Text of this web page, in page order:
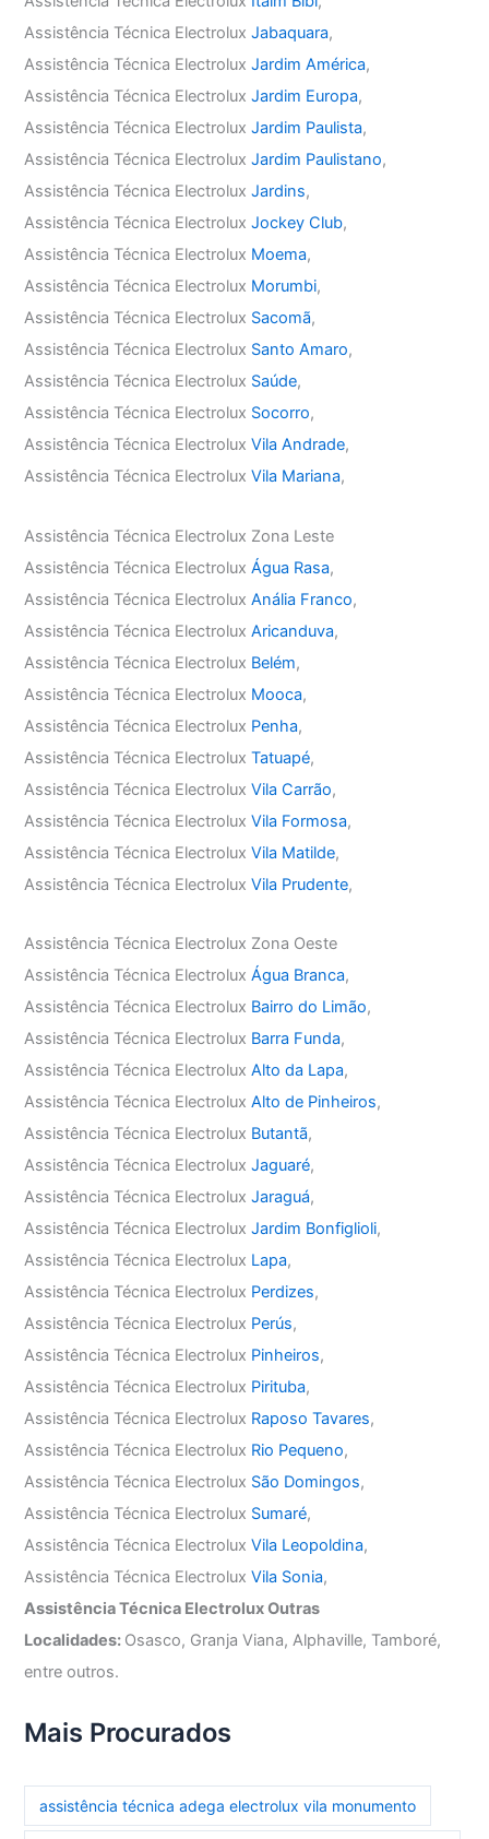
Assistência Técnica ElectroluxJabaquara,
Assistência Técnica ElectroluxJardim América,
Assistência Técnica ElectroluxJardim Europa,
Assistência Técnica ElectroluxJardim Paulista,
Assistência Técnica ElectroluxJardim Paulistano,
Assistência Técnica ElectroluxJardins,
Assistência Técnica ElectroluxJockey Club,
Assistência Técnica Electrolux Moema,
Assistência Técnica Electrolux Morumbi,
Assistência Técnica Electrolux Sacomã,
Assistência Técnica Electrolux Santo Amaro,
Assistência Técnica Electrolux Saúde,
Assistência Técnica Electrolux Socorro,
Assistência Técnica ElectroluxVila Andrade,
Assistência Técnica ElectroluxVila Mariana,
Assistência Técnica Electrolux Zona Leste
Assistência Técnica ElectroluxÁgua Rasa,
Assistência Técnica ElectroluxAnália Franco,
Assistência Técnica ElectroluxAricanduva,
Assistência Técnica Electrolux Belém,
Assistência Técnica Electrolux Mooca,
Assistência Técnica Electrolux Penha,
Assistência Técnica ElectroluxTatuapé,
Assistência Técnica ElectroluxVila Carrão,
Assistência Técnica ElectroluxVila Formosa,
Assistência Técnica ElectroluxVila Matilde,
Assistência Técnica ElectroluxVila Prudente,
Assistência Técnica Electrolux Zona Oeste
Assistência Técnica ElectroluxÁgua Branca,
Assistência Técnica Electrolux Bairro do Limão,
Assistência Técnica Electrolux Barra Funda,
Assistência Técnica ElectroluxAlto da Lapa,
Assistência Técnica ElectroluxAlto de Pinheiros,
Assistência Técnica Electrolux Butantã,
Assistência Técnica ElectroluxJaguaré,
Assistência Técnica ElectroluxJaraguá,
Assistência Técnica ElectroluxJardim Bonfiglioli,
Assistência Técnica Electrolux Lapa,
Assistência Técnica Electrolux Perdizes,
Assistência Técnica Electrolux Perús,
Assistência Técnica Electrolux Pinheiros,
Assistência Técnica Electrolux Pirituba,
Assistência Técnica Electrolux Raposo Tavares,
Assistência Técnica Electrolux Rio Pequeno,
Assistência Técnica Electrolux São Domingos,
Assistência Técnica Electrolux Sumaré,
Assistência Técnica ElectroluxVila Leopoldina,
Assistência Técnica ElectroluxVila Sonia,
Assistência Técnica Electrolux Outras
Localidades: Osasco, Granja Viana, Alphaville, Tamboré,
entre outros.
Mais Procurados
assistência técnica adega electrolux vila monumento